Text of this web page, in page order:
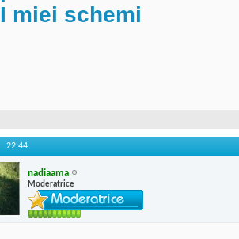
I miei schemi
22:44
nadiaama
Moderatrice